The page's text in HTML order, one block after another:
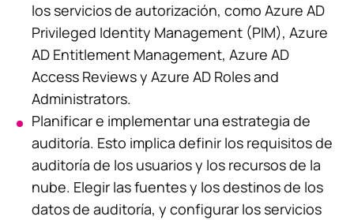
los servicios de autorización, como Azure AD
Privileged Identity Management (PIM), Azure
AD Entitlement Management, Azure AD
Access Reviews y Azure AD Roles and
Administrators.
Planificar e implementar una estrategia de
auditoría. Esto implica definir los requisitos de
auditoría de los usuarios y los recursos de la
nube. Elegir las fuentes y los destinos de los
datos de auditoría, y configurar los servicios